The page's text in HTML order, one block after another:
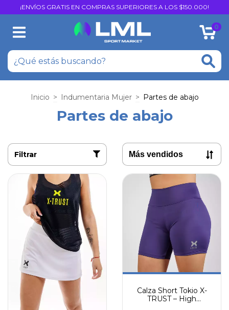
¡ENVÍOS GRATIS EN COMPRAS SUPERIORES A LOS $150.000!
0
Inicio > Indumentaria Mujer > Partes de abajo
Partes de abajo
Filtrar
Calza Short Tokio X-
TRUST – High